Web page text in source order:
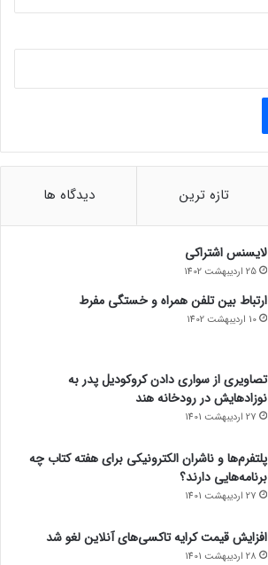
تازه ترین دیدگاه ها
لایسنس اشتراکی
25 اردیبهشت 1402
ارتباط بین تلفن همراه و خستگی مفرط
10 اردیبهشت 1402
تصاویری از سواری دادن کروکودیل پدر به
نوزادهایش در رودخانه هند
27 اردیبهشت 1401
پلتفرم‌ها و ناشران الکترونیکی برای هفته کتاب چه
برنامه‌هایی دارند؟
27 اردیبهشت 1401
افزایش قیمت کرایه تاکسی‌های آنلاین لغو شد
28 اردیبهشت 1401